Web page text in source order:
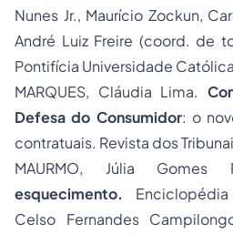
Nunes Jr., Maurício Zockun,
André Luiz Freire (coord. de
Pontifícia Universidade
MARQUES, Cláudia Lima.
Defesa do Consumidor: o
contratuais. Revista dos
MAURMO, Júlia Gomes
esquecimento.
Celso Fernandes